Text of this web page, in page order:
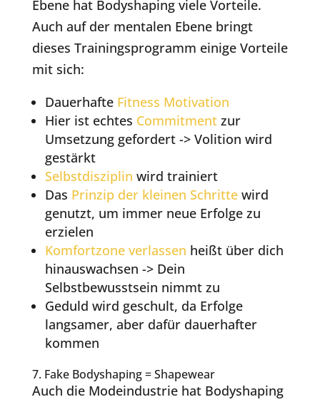
Ebene hat Bodyshaping viele Vorteile.
Auch auf der mentalen Ebene bringt
dieses Trainingsprogramm einige Vorteile
mit sich:
Dauerhafte Fitness Motivation
Hier ist echtes Commitmentzur
Umsetzung gefordert -> Volition wird
gestärkt
Selbstdisziplin wird trainiert
Das Prinzip der kleinen Schrittewird
genutzt, um immer neue Erfolge zu
erzielen
Komfortzone verlassen heißt über dich
hinauswachsen -> Dein
Selbstbewusstsein nimmt zu
Geduld wird geschult, da Erfolge
langsamer, aber dafür dauerhafter
kommen
7. Fake Bodyshaping = Shapewear
Auch die Modeindustrie hat Bodyshaping